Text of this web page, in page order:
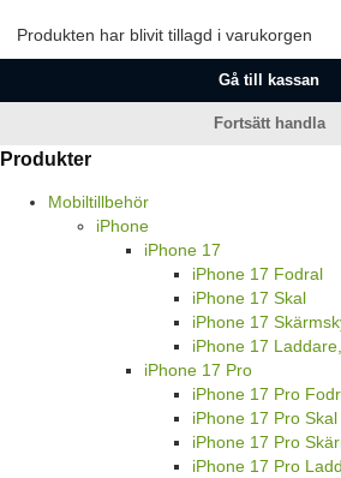
Produkten har blivit tillagd i varukorgen
Gå till kassan
Fortsätt handla
Produkter
Mobiltillbehör
iPhone
iPhone 17
iPhone 17 Fodral
iPhone 17 Skal
iPhone 17
iPhone 17
iPhone 17 Pro
iPhone 17 Pro
iPhone 17 Pro Skal
iPhone 17 Pro
iPhone 17 Pro